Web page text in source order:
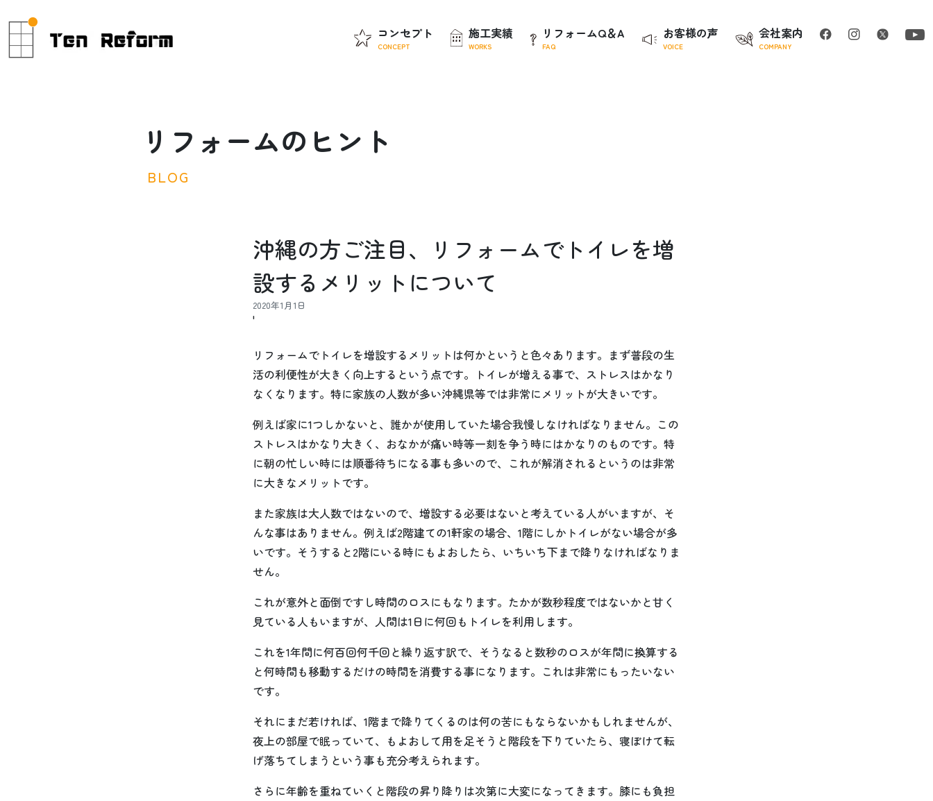
コンセプト
CONCEPT
施工実績
WORKS
リフォームQ＆A
FAQ
お客様の声
VOICE
会社案内
COMPANY
リ フ ォ ームの ヒ ン ト
BLOG
沖縄の方ご注目、リフォームでトイレを増
設するメリットについて
2020年1月1日
'
リフォームでトイレを増設するメリットは何かというと色々あります。まず普段の生
活の利便性が大きく向上するという点です。トイレが増える事で、ストレスはかなり
なくなります。特に家族の人数が多い沖縄県等では非常にメリットが大きいです。
例えば家に1つしかないと、誰かが使用していた場合我慢しなければなりません。この
ストレスはかなり大きく、おなかが痛い時等一刻を争う時にはかなりのものです。特
に朝の忙しい時には順番待ちになる事も多いので、これが解消されるというのは非常
に大きなメリットです。
また家族は大人数ではないので、増設する必要はないと考えている人がいますが、そ
んな事はありません。例えば2階建ての1軒家の場合、1階にしかトイレがない場合が多
いです。そうすると2階にいる時にもよおしたら、いちいち下まで降りなければなりま
せん。
これが意外と面倒ですし時間のロスにもなります。たかが数秒程度ではないかと甘く
見ている人もいますが、人間は1日に何回もトイレを利用します。
これを1年間に何百回何千回と繰り返す訳で、そうなると数秒のロスが年間に換算する
と何時間も移動するだけの時間を消費する事になります。これは非常にもったいない
です。
それにまだ若ければ、1階まで降りてくるのは何の苦にもならないかもしれませんが、
夜上の部屋で眠っていて、もよおして用を足そうと階段を下りていたら、寝ぼけて転
げ落ちてしまうという事も充分考えられます。
さらに年齢を重ねていくと階段の昇り降りは次第に大変になってきます。膝にも負担